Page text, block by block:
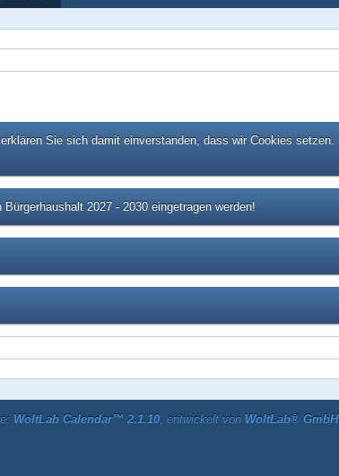
Sie sich damit einverstanden, dass wir Cookies setzen.
2027 - 2030 eingetragen werden!
WoltLab Calendar™ 2.1.10, entwickelt von WoltLab® GmbH